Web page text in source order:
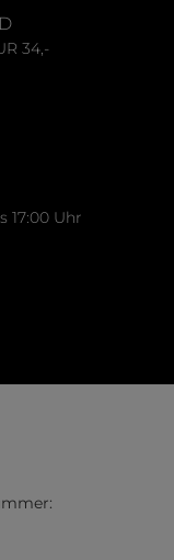
34,-
17:00 Uhr